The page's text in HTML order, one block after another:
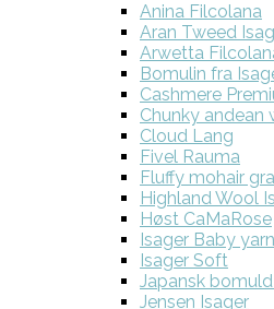
Anina Filcolana
Aran Tweed
Arwetta
Bomulin fra
Cashmere
Chunky andean
Cloud Lang
Fivel Rauma
Fluffy mohair
Highland Wool
Høst CaMaRose
Isager Baby yarn
Isager Soft
Japansk
Jensen Isager